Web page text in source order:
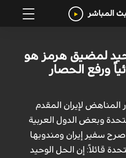
المباشر
لمضيق هرمز هو
ورفع الحصار
المناهض لإيران المقدم
وبعض الدول العربية
سفير إيران ومندوبها
قائلاً: إن الحل الوحيد